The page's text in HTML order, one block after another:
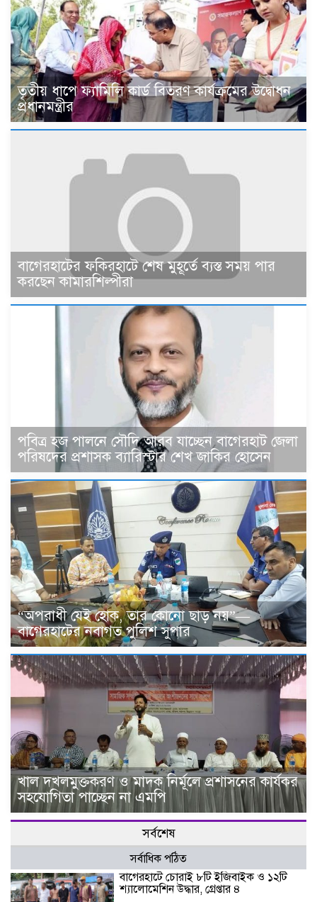
তৃতীয় ধাপে ফ্যামিলি কার্ড বিতরণ কার্যক্রমের উদ্বোধন
প্রধানমন্ত্রীর
বাগেরহাটের ফকিরহাটে শেষ মুহূর্তে ব্যস্ত সময় পার
করছেন কামারশিল্পীরা
পবিত্র হজ পালনে সৌদি আরব যাচ্ছেন বাগেরহাট জেলা
পরিষদের প্রশাসক ব্যারিস্টার শেখ জাকির হোসেন
“অপরাধী যেই হোক, তার কোনো ছাড় নয়”—
বাগেরহাটের নবাগত পুলিশ সুপার
খাল দখলমুক্তকরণ ও মাদক নির্মূলে প্রশাসনের কার্যকর
সহযোগিতা পাচ্ছেন না এমপি
সর্বশেষ
সর্বাধিক পঠিত
বাগেরহাটে চোরাই ৮টি ইজিবাইক ও ১২টি
শ্যালোমেশিন উদ্ধার, গ্রেপ্তার ৪